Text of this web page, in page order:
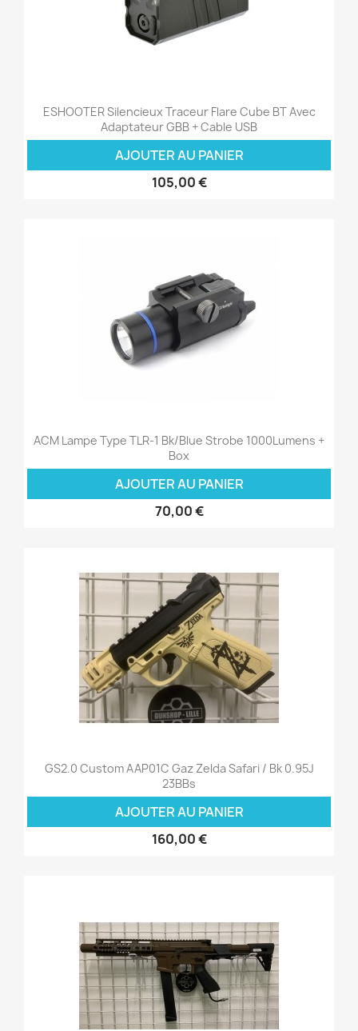
ESHOOTER Silencieux Traceur Flare Cube BT Avec
Adaptateur GBB + Cable USB
AJOUTER AU PANIER
105,00 €
ACM Lampe Type TLR-1 Bk/Blue Strobe 1000Lumens +
Box
AJOUTER AU PANIER
70,00 €
GS2.0 Custom AAP01C Gaz Zelda Safari / Bk 0.95J
23BBs
AJOUTER AU PANIER
160,00 €